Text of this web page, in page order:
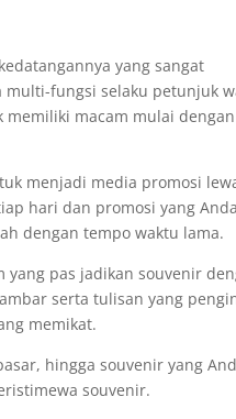
yang sangat
fungsi selaku petunjuk
memiliki macam mulai dengan
menjadi media promosi
hari dan promosi yang Anda
dengan tempo waktu lama.
yang pas jadikan souvenir
serta tulisan yang
memikat.
hingga souvenir yang
souvenir.